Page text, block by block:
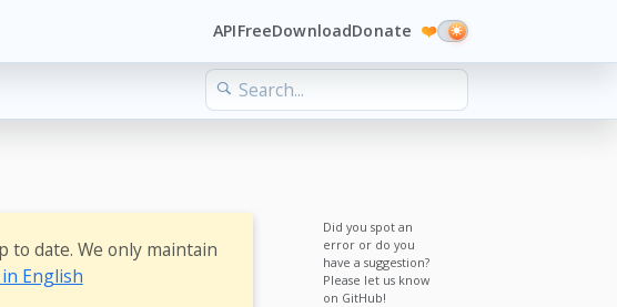
APIFreeDownloadDonate ❤️
to date. We only maintain
English
Did you spot an
error or do you
have a suggestion?
Please let us know
on GitHub!